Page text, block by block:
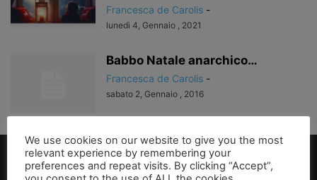
Francesca de Carolis -
lunedì 4, Gennaio , 2021
Babbo Natale anarchico…
Francesca de Carolis -
sabato 2, Gennaio , 2016
We use cookies on our website to give you the most
relevant experience by remembering your
preferences and repeat visits. By clicking “Accept”,